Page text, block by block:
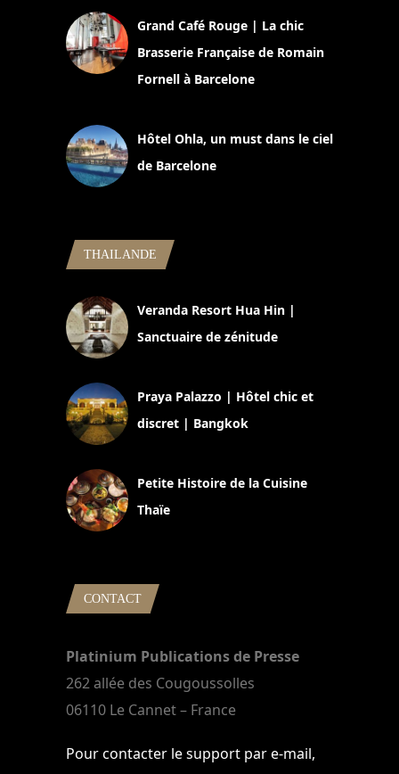
Grand Café Rouge | La chic
Brasserie Française de Romain
Fornell à Barcelone
Hôtel Ohla, un must dans le ciel
de Barcelone
THAILANDE
Veranda Resort Hua Hin |
Sanctuaire de zénitude
Praya Palazzo | Hôtel chic et
discret | Bangkok
Petite Histoire de la Cuisine
Thaïe
CONTACT
Platinium Publications de Presse
262 allée des Cougoussolles
06110 Le Cannet – France
Pour contacter le support par e-mail,